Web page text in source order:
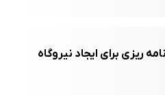
ریزی برای ایجاد نیروگاه